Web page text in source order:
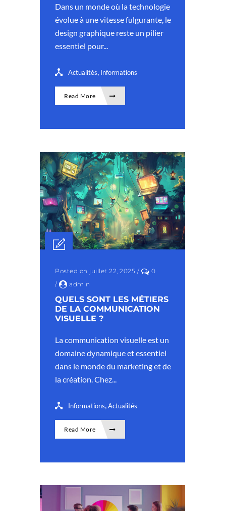
Dans un monde où la technologie
évolue à une vitesse fulgurante, le
design graphique reste un pilier
essentiel pour...
Actualités, Informations
Read More
Posted on juillet 22, 2025 /
0
/
admin
QUELS SONT LES MÉTIERS
DE LA COMMUNICATION
VISUELLE ?
La communication visuelle est un
domaine dynamique et essentiel
dans le monde du marketing et de
la création. Chez...
Informations Actualités
Read More